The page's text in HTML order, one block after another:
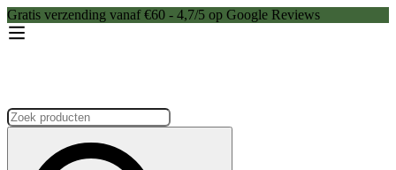
Gratis verzending vanaf €60 - 4,7/5 op Google Reviews
Zoeken: